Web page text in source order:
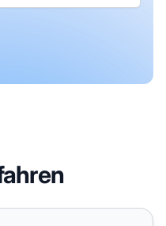
den KI-Engines